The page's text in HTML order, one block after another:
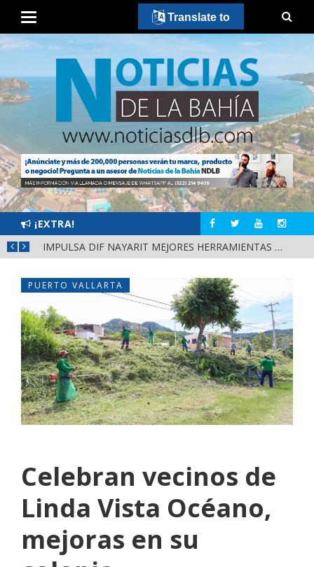
¡EXTRA!
IMPULSA DIF NAYARIT MEJORES HERRAMIENTAS DE APRENDIZAJE PARA ESCUELAS DE CUATRO MUNICIPIOS
PUERTO VALLARTA
Celebran vecinos de
Linda Vista Océano,
mejoras en su
Translate to